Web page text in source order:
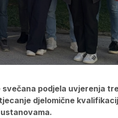
podjela uvjerenja
djelomične